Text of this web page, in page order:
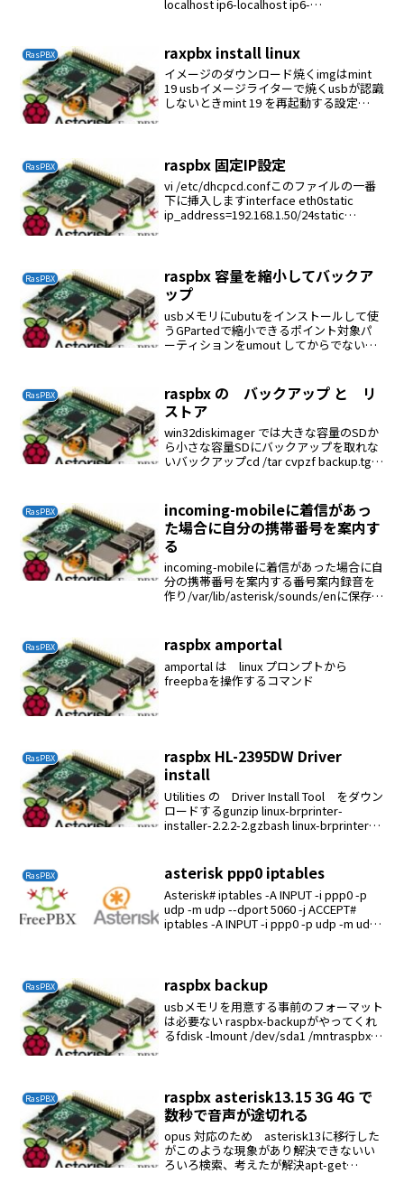
localhost ip6-localhost ip6-
RasPBX raxpbx install linux
イメージのダウンロード焼くimgはmint
19 usbイメージライターで焼くusbが認識
しないときmint 19 を再起動する設定
RasPBX raspbx 固定IP設定
vi /etc/dhcpcd.confこのファイルの一番
下に挿入しますinterface eth0static
ip_address=192.168.1.50/24static
RasPBX
raspbx 容量を縮小してバックア
ップ
usbメモリにubutuをインストールして使
うGPartedで縮小できるポイント対象パ
ーティションをumout してからでないと
ァイルを作成する
RasPBX
raspbx の バックアップ と リ
ストア
win32diskimager では大きな容量のSDか
ら小さな容量SDにバックアップを取れな
いバックアップcd /tar cvpzf backup.tgz
RasPBX
incoming-mobileに着信があっ
た場合に自分の携帯番号を案内す
る
incoming-mobileに着信があった場合に自
分の携帯番号を案内する番号案内録音を
作り/var/lib/asterisk/sounds/enに保存す
RasPBX raspbx amportal
amportal は linux プロンプトから
freepbaを操作するコマンド
RasPBX
raspbx HL-2395DW Driver
install
Utilities の Driver Install Tool をダウン
ロードするgunzip linux-brprinter-
installer-2.2.2-2.gzbash linux-brprinter-
RasPBX asterisk ppp0 iptables
Asterisk# iptables -A INPUT -i ppp0 -p
udp -m udp --dport 5060 -j ACCEPT#
iptables -A INPUT -i ppp0 -p udp -m udp
RasPBX raspbx backup
usbメモリを用意する事前のフォーマット
は必要ない raspbx-backupがやってくれ
るfdisk -lmount /dev/sda1 /mntraspbx-
RasPBX
raspbx asterisk13.15 3G 4G で
数秒で音声が途切れる
opus 対応のため asterisk13に移行した
がこのような現象があり解決できないい
ろいろ検索、考えたが解決apt-get